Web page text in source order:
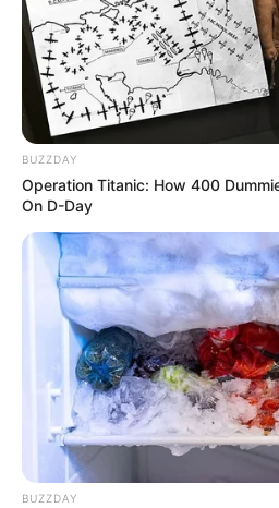
Ambyar! 10 Kalimat Baper
Pakai Bahasa Jawa Ini Bikin
Galau Abis
Fail! 10 Potret Makanan
Dimasak yang Bikin Kamu
Nggak Selera
BUZZDAY
Operation Titanic: How 400
On D-Day
BUZZDAY